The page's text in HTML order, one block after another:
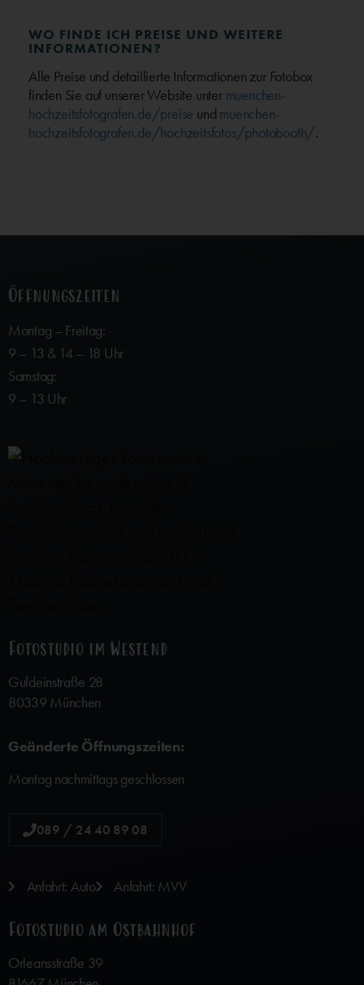
WO FINDE ICH PREISE UND WEITERE
INFORMATIONEN?
Alle Preise und detaillierte Informationen zur Fotobox
finden Sie auf unserer Website unter muenchen-
hochzeitsfotografen.de/preise und muenchen-
hochzeitsfotografen.de/hochzeitsfotos/photobooth/.
Öffnungszeiten
Montag – Freitag:
9 – 13 & 14 – 18 Uhr
Samstag:
9 – 13 Uhr
Fotostudio im Westend
Guldeinstraße 28
80339 München
Geänderte Öffnungszeiten:
Montag nachmittags geschlossen
089 / 24 40 89 08
Anfahrt: Auto Anfahrt: MVV
Fotostudio am Ostbahnhof
Orleansstraße 39